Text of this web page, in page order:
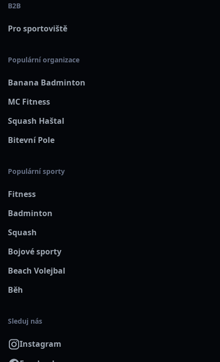
B2B
Pro sportoviště
Populární organizace
Banana Badminton
MC Fitness
Squash Haštal
Bitevní Pole
Populární sporty
Fitness
Badminton
Squash
Bojové sporty
Beach Volejbal
Běh
Sleduj nás
Instagram